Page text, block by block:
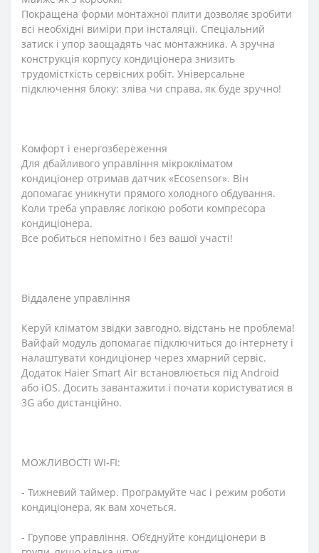
Покращена форми монтажної плити дозволяє зробити
всі необхідні виміри при інсталяції. Спеціальний
затиск і упор заощадять час монтажника. А зручна
конструкція корпусу кондиціонера знизить
трудомісткість сервісних робіт. Універсальне
підключення блоку: зліва чи справа, як буде зручно!
Комфорт і енергозбереження
Для дбайливого управління мікрокліматом
кондиціонер отримав датчик «Ecosensor». Він
допомагає уникнути прямого холодного обдування.
Коли треба управляє логікою роботи компресора
кондиціонера.
Все робиться непомітно і без вашої участі!
Віддалене управління
Керуй кліматом звідки завгодно, відстань не проблема!
Вайфай модуль допомагає підключиться до інтернету і
налаштувати кондиціонер через хмарний сервіс.
Додаток Haier Smart Air встановлюється під Android
або iOS. Досить завантажити і почати користуватися в
3G або дистанційно.
МОЖЛИВОСТІ WI-FI:
- Тижневий таймер. Програмуйте час і режим роботи
кондиціонера, як вам хочеться.
- Групове управління. Об’єднуйте кондиціонери в